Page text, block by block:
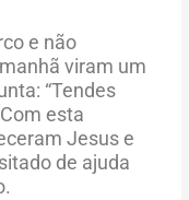
e não
viram um
“Tendes
esta
Jesus e
de ajuda